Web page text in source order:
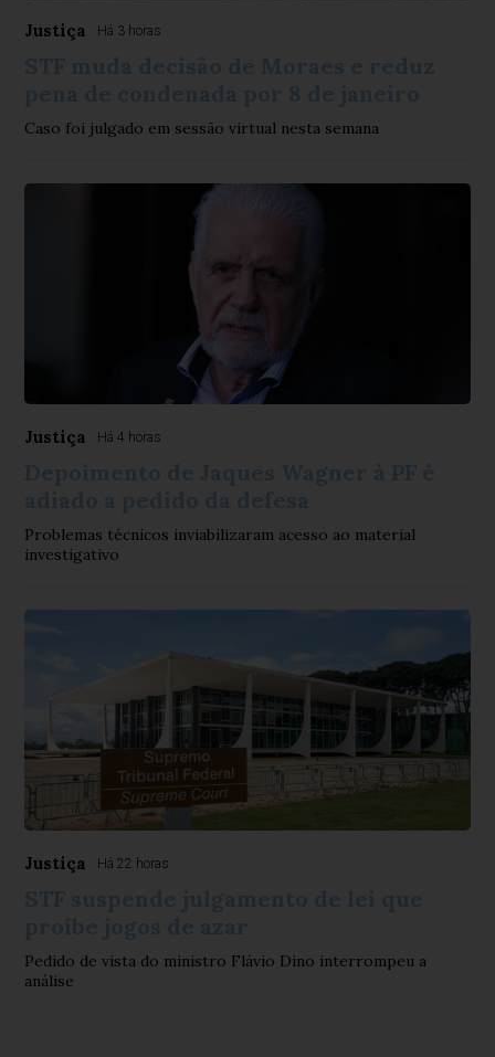
Justiça Há 3 horas
Caso foi julgado em sessão virtual nesta semana
Justiça Há 4 horas
Problemas técnicos inviabilizaram acesso ao material
investigativo
Justiça Há 22 horas
Pedido de vista do ministro Flávio Dino interrompeu a
análise